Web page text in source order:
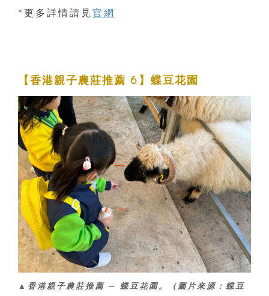
*更多詳情請見 官網
【香港親子農莊推薦 6】蝶豆花園
▲香港親子農莊推薦 ─ 蝶豆花園。（圖片來源：蝶豆